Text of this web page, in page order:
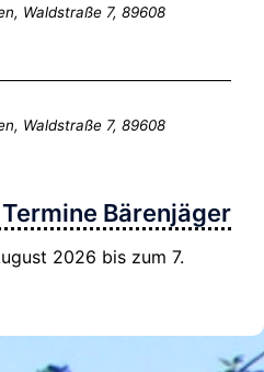
Waldstraße 7, 89608
Waldstraße 7, 89608
Termine Bärenjäger
2026 bis zum 7.